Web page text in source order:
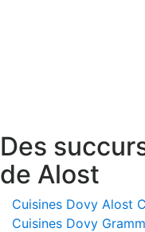
Des
de Alost
Cuisines Dovy Alost
Cuisines Dovy